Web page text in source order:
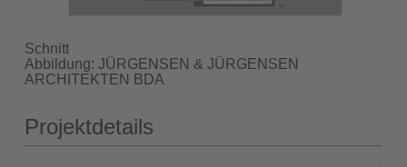
Schnitt
Abbildung: JÜRGENSEN & JÜRGENSEN
ARCHITEKTEN BDA
Projektdetails